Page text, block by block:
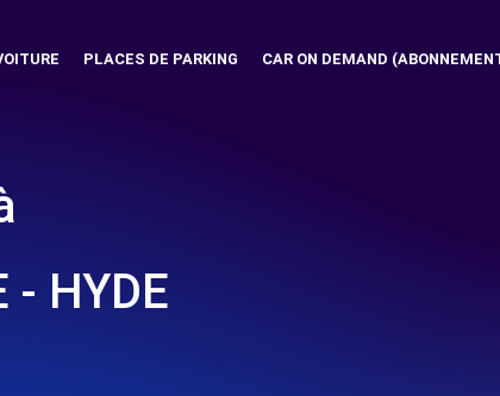
PLACES DE PARKING CAR ON DEMAND
- HYDE